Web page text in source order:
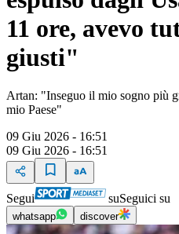
11 ore, avevo
giusti"
Artan: "Inseguo il mio sogno più
mio Paese"
09 Giu 2026 - 16:51
09 Giu 2026 - 16:51
Segui suSeguici su
whatsapp discover